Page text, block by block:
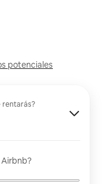
potenciales
rentarás?